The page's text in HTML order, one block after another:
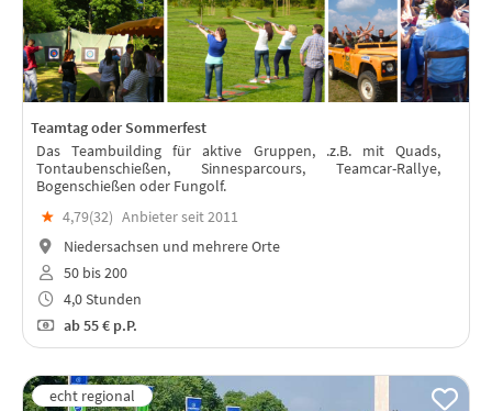
Teamtag oder Sommerfest
Das Teambuilding für aktive Gruppen, .z.B. mit Quads,
Tontaubenschießen, Sinnesparcours, Teamcar-Rallye,
Bogenschießen oder Fungolf.
★ 4,79(32) Anbieter seit 2011
Niedersachsen und mehrere Orte
50 bis 200
4,0 Stunden
ab55 € p.P.